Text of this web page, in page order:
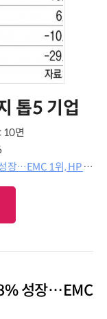
톱5 기업
10면
…EMC 1위, HP 2위
성장…EMC